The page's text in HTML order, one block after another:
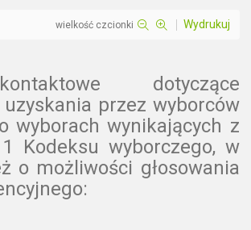
wielkość czcionki Wydrukuj
dotyczące
przez wyborców
wyborach wynikających z
Kodeksu wyborczego, w
o możliwości głosowania